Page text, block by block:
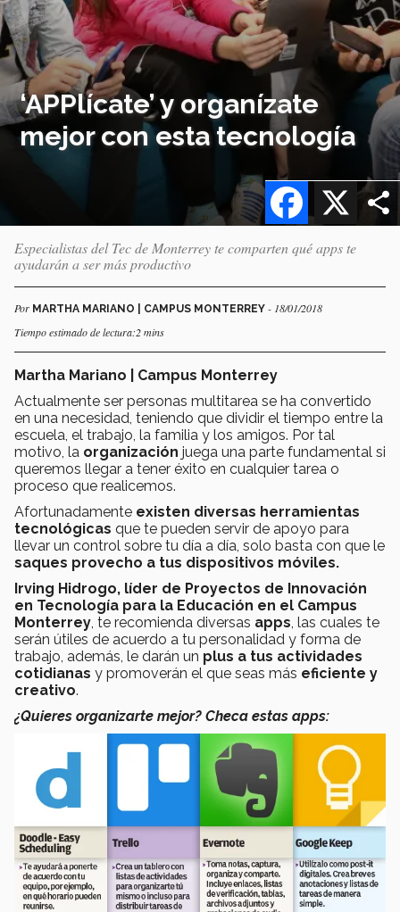
‘APPlícate’ y organízate
mejor con esta tecnología
X
Facebook
Especialistas del Tec de Monterrey te comparten qué apps te
ayudarán a ser más productivo
Por MARTHA MARIANO | CAMPUS MONTERREY - 18/01/2018
Tiempo estimado de lectura:2 mins
Martha Mariano | Campus Monterrey
Actualmente ser personas multitarea se ha convertido
en una necesidad, teniendo que dividir el tiempo entre la
escuela, el trabajo, la familia y los amigos. Por tal
motivo, la organización juega una parte fundamental si
queremos llegar a tener éxito en cualquier tarea o
proceso que realicemos.
Afortunadamente existen diversas herramientas
tecnológicas que te pueden servir de apoyo para
llevar un control sobre tu día a día, solo basta con que le
saques provecho a tus dispositivos móviles.
Irving Hidrogo, líder de Proyectos de Innovación
en Tecnología para la Educación en el Campus
Monterrey , te recomienda diversas apps , las cuales te
serán útiles de acuerdo a tu personalidad y forma de
trabajo, además, le darán un plus a tus actividades
cotidianas y promoverán el que seas más eficiente y
creativo.
¿Quieres organizarte mejor? Checa estas apps: